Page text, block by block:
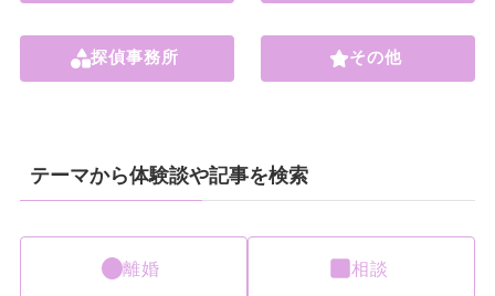
探偵事務所 その他
テーマから体験談や記事を検索
離婚 相談